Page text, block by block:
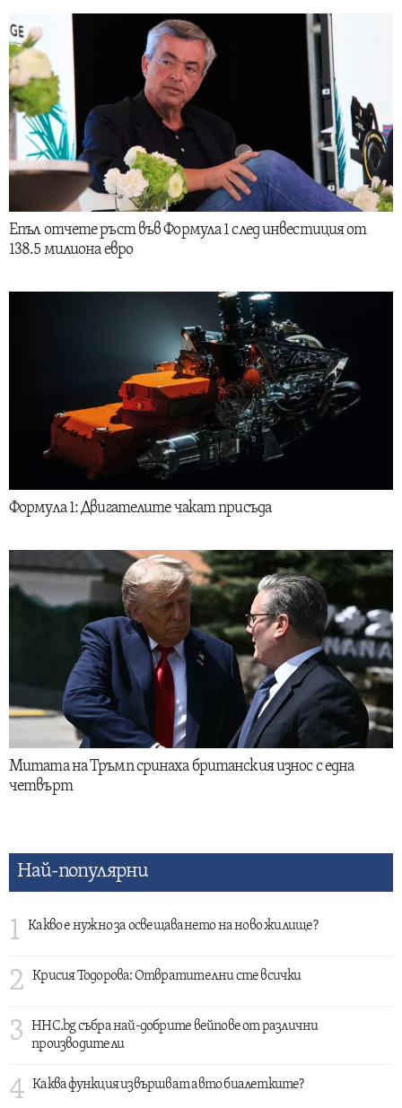
Епъл отчете ръст във Формула 1 след инвестиция от
138.5 милиона евро
Формула 1: Двигателите чакат присъда
Митата на Тръмп сринаха британския износ с една
четвърт
Най-популярни
1 Какво е нужно за освещаването на ново жилище?
2 Крисия Тодорова: Отвратителни сте всички
3
HHC.bg събра най-добрите вейпове от различни
производители
4 Каква функция извършват авто биалетките?